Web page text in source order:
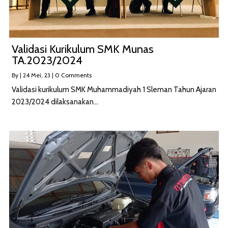
Validasi Kurikulum SMK Munas
TA.2023/2024
By | 24 Mei, 23 | 0 Comments
Validasi kurikulum SMK Muhammadiyah 1 Sleman Tahun Ajaran
2023/2024 dilaksanakan…